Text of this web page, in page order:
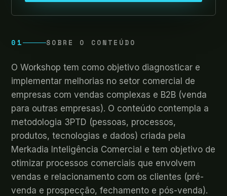
01 SOBRE O CONTEÚDO
O Workshop tem como objetivo diagnosticar e
implementar melhorias no setor comercial de
empresas com vendas complexas e B2B (venda
para outras empresas). O conteúdo contempla a
metodologia 3PTD (pessoas, processos,
produtos, tecnologias e dados) criada pela
Merkadia Inteligência Comercial e tem objetivo de
otimizar processos comerciais que envolvem
vendas e relacionamento com os clientes (pré-
venda e prospecção, fechamento e pós-venda).